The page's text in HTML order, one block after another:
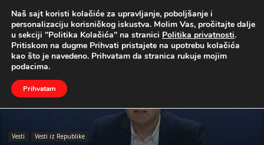
UŽIVO
Naslovna Vesti Vesti iz Republike
Vesti Vesti iz Republike
Naš sajt koristi kolačiće za upravljanje, poboljšanje i
personalizaciju korisničkog iskustva. Molim Vas, pročitajte dalje
u sekciji "Politika Kolačića" na stranici Politika privatnosti.
Pritiskom na dugme Prihvati pristajete na upotrebu kolačića
kao što je navedeno. Prihvatam da stranica rukuje mojim
podacima.
Prihvatam